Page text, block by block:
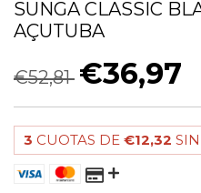
SUNGA CLASSIC
AÇUTUBA
€52,81 €36,97
3 CUOTAS DE €12,32